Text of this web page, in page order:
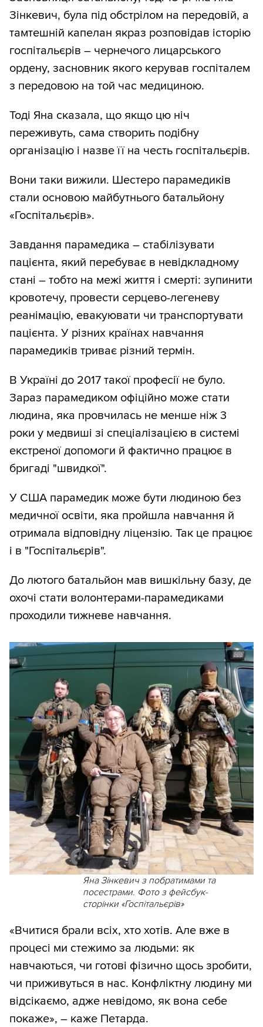
Зінкевич, була під обстрілом на передовій, а
тамтешній капелан якраз розповідав історію
госпітальєрів – чернечого лицарського
ордену, засновник якого керував госпіталем
з передовою на той час медициною.
Тоді Яна сказала, що якщо цю ніч
переживуть, сама створить подібну
організацію і назве її на честь госпітальєрів.
Вони таки вижили. Шестеро парамедиків
стали основою майбутнього батальйону
«Госпітальєрів».
Завдання парамедика – стабілізувати
пацієнта, який перебуває в невідкладному
стані – тобто на межі життя і смерті: зупинити
кровотечу, провести серцево-легеневу
реанімацію, евакуювати чи транспортувати
пацієнта. У різних країнах навчання
парамедиків триває різний термін.
В Україні до 2017 такої професії не було.
Зараз парамедиком офіційно може стати
людина, яка провчилась не менше ніж 3
роки у медвиші зі спеціалізацією в системі
екстреної допомоги й фактично працює в
бригаді "швидкої".
У США парамедик може бути людиною без
медичної освіти, яка пройшла навчання й
отримала відповідну ліцензію. Так це працює
і в "Госпітальєрів".
До лютого батальйон мав вишкільну базу, де
охочі стати волонтерами-парамедиками
проходили тижневе навчання.
Яна Зінкевич з побратимами та
посестрами. Фото з фейсбук-
сторінки «Госпітальєрів»
«Вчитися брали всіх, хто хотів. Але вже в
процесі ми стежимо за людьми: як
навчаються, чи готові фізично щось зробити,
чи приживуться в нас. Конфліктну людину ми
відсікаємо, адже невідомо, як вона себе
покаже», – каже Петарда.